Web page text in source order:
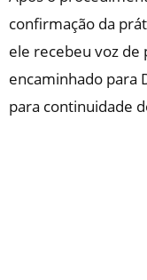
confirmação da
ele recebeu voz de
encaminhado para
para continuidade